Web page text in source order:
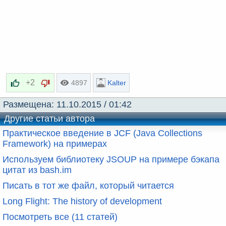
+2 4897 Kalter
Размещена: 11.10.2015 / 01:42
Другие статьи автора
Практическое введение в JCF (Java Collections
Framework) на примерах
Используем библиотеку JSOUP на примере бэкапа
цитат из bash.im
Писать в тот же файл, который читается
Long Flight: The history of development
Посмотреть все (11 статей)